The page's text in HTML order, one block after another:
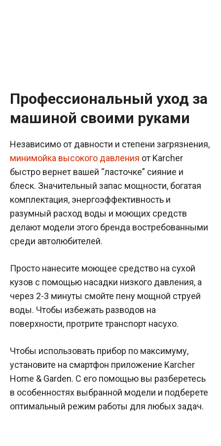
Профессиональный уход за
машиной своими руками
Независимо от давности и степени загрязнения,
минимойка высокого давления от Karcher
быстро вернет вашей “ласточке” сияние и
блеск. Значительный запас мощности, богатая
комплектация, энергоэффективность и
разумный расход воды и моющих средств
делают модели этого бренда востребованными
среди автолюбителей.
Просто нанесите моющее средство на сухой
кузов с помощью насадки низкого давления, а
через 2-3 минуты смойте пену мощной струей
воды. Чтобы избежать разводов на
поверхности, протрите транспорт насухо.
Чтобы использовать прибор по максимуму,
установите на смартфон приложение Karcher
Home & Garden. С его помощью вы разберетесь
в особенностях выбранной модели и подберете
оптимальный режим работы для любых задач.